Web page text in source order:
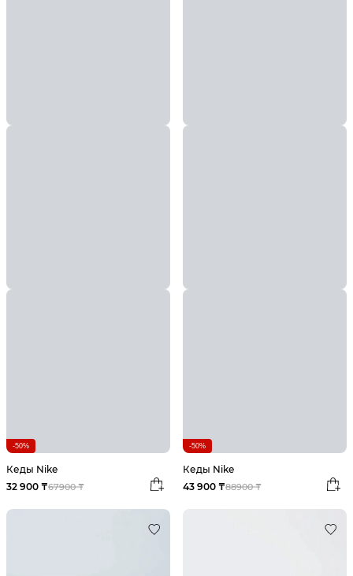
-50%
Кеды Nike
67900 ₸
32 900 ₸
-50%
Кеды Nike
88900 ₸
43 900 ₸